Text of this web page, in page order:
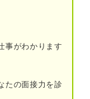
業界
事がわかります
たの面接力を診